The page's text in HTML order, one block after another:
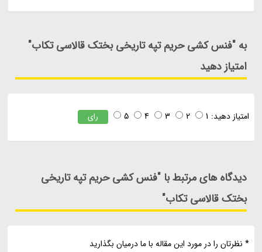
به "فنس کشی حریم تپه تاریخی بختک قالاسی تکاب"
امتیاز دهید
امتیاز دهید: 1
2
3
4
5 رای
دیدگاه های مرتبط با "فنس کشی حریم تپه تاریخی
بختک قالاسی تکاب"
* نظرتان را در مورد این مقاله با ما درمیان بگذارید